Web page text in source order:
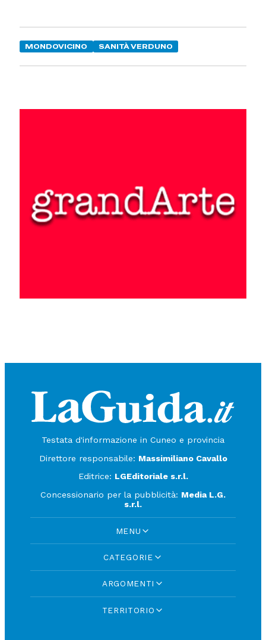
MONDOVICINO SANITÀ VERDUNO
Testata d'informazione in Cuneo e provincia
Direttore responsabile: Massimiliano Cavallo
Editrice: LGEditoriale s.r.l.
Concessionario per la pubblicità: Media L.G.
s.r.l.
MENU
CATEGORIE
ARGOMENTI
TERRITORIO